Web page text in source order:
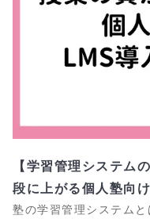
【学習管理システム
段に上がる個人塾向
塾の学習管理システム